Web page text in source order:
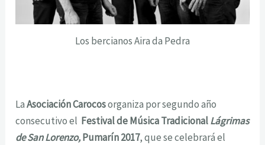
Los bercianos Aira da Pedra
LaAsociación Carocosorganiza por segundo año
consecutivo el Festival de Música TradicionalLágrimas
de San Lorenzo,Pumarín 2017, que se celebrará el